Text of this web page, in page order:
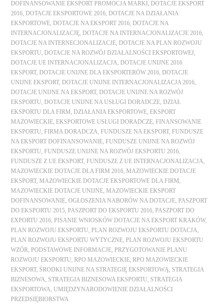
DOFINANSOWANIE EKSPORT PROMOCJA MARKI
DOTACJE EKSPORT
2016
DOTACJE EKSPORTOWE 2016
DOTACJE NA DZIAŁANIA
EKSPORTOWE
DOTACJE NA EKSPORT 2016
DOTACJE NA
INTERNACJONALIZACJĘ
DOTACJE NA INTERNACJONALIZACJE 2016
DOTACJE NA INTERNECJONALIZACJE
DOTACJE NA PLAN ROZWOJU
EKSPORTU
DOTACJE NA ROZWÓJ DZIAŁALNOŚCI EKSPORTOWEJ
DOTACJE UE INTERNACJONALIZACJA
DOTACJE UNIJNE 2016
EKSPORT, DOTACJE UNIJNE DLA EKSPORTERÓW 2016
DOTACJE
UNIJNE EKSPORT, DOTACJE UNIJNE INTERNACJONALIZACJA 2016
DOTACJE UNIJNE NA EKSPORT,
DOTACJE UNIJNE NA ROZWÓJ
EKSPORTU
DOTACJE UNIJNE NA USŁUGI DORADCZE
DZIAŁ
EKSPORTU DLA FIRM
DZIAŁANIA EKSPORTOWE
EKSPORT
MAZOWIECKIE
EKSPORTOWE USŁUGI DORADCZE
FINANSOWANIE
EKSPORTU
FIRMA DORADCZA FUNDUSZE NA EKSPORT, FUNDUSZE
NA EKSPORT DOFINANSOWANIE
FUNDUSZE UNIJNE NA ROZWÓJ
EKSPORTU
FUNDUSZE UNIJNE NA ROZWÓJ EKSPORTU 2016
FUNDUSZE Z UE EKSPORT, FUNDUSZE Z UE INTERNACJONALIZACJA
MAZOWIECKIE DOTACJE DLA FIRM 2016
MAZOWIECKIE DOTACJE
EKSPORT, MAZOWIECKIE DOTACJE EKSPORTOWE DLA FIRM
MAZOWIECKIE DOTACJE UNIJNE
MAZOWIECKIE EKSPORT
DOFINANSOWANIE ,OGŁOSZENIA NABORÓW NA DOTACJE
PASZPORT
DO EKSPORTU 2015
PASZPORT DO EKSPORTU 2016
PASZPORT DO
EXPORTU 2016
PISANIE WNIOSKÓW DOTACJE NA EKSPORT KRAKÓW,
PLAN ROZWOJU EKSPORTU
PLAN ROZWOJU EKSPORTU DOTACJA
PLAN ROZWOJU EKSPORTU WYTYCZNE
PLAN ROZWOJU EKSPORTU
WZÓR
PODSTAWOWE INFORMACJE
PRZYGOTOWANIE PLANU
ROZWOJU EKSPORTU
RPO MAZOWIECKIE
RPO MAZOWIECKIE
EKSPORT, ŚRODKI UNIJNE NA STRATEGIĘ EKSPORTOWĄ
STRATEGIA
BIZNESOWA
STRATEGIA BIZNESOWA EKSPORTU
STRATEGIA
EKSPORTOWA
UMIĘDZYNARODOWIENIE DZIAŁALNOŚCI
PRZEDSIĘBIORSTWA